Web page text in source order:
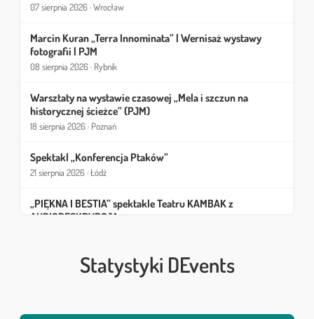
07 sierpnia 2026 · Wrocław
Marcin Kuran „Terra Innominata” | Wernisaż wystawy
fotografii | PJM
08 sierpnia 2026 · Rybnik
Warsztaty na wystawie czasowej „Mela i szczun na
historycznej ścieżce” (PJM)
18 sierpnia 2026 · Poznań
Spektakl „Konferencja Ptaków”
21 sierpnia 2026 · Łódź
„PIĘKNA I BESTIA” spektakle Teatru KAMBAK z
AUDIODESKRYPCJĄ
Koncert SIGNMARK w Teatrze Kambak
19 września 2026 · Wrocław
Statystyki DEvents